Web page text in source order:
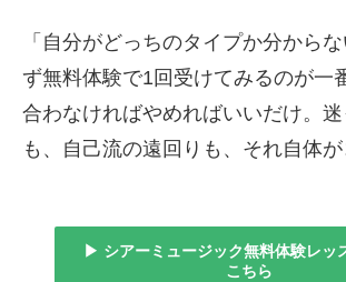
「自分がどっちのタイプか分から
ず無料体験で1回受けてみるのが一
合わなければやめればいいだけ。
も、自己流の遠回りも、それ自体が
▶ シアーミュージック無料体験レッ
こちら